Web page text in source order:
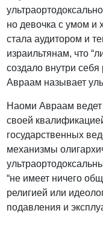
но девочка с умом и
стала аудитором и
израильтянам, что
создало внутри себя
Авраам называет
Наоми Авраам ведет
своей
государственных
механизмы
“не имеет ничего
религией или
подавления и